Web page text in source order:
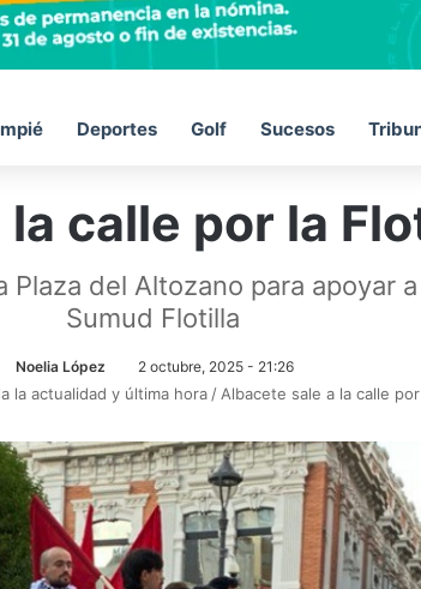
Deportes Golf Sucesos
calle por la
del Altozano para apoyar
Sumud Flotilla
Noelia López 2 octubre, 2025 - 21:26
la actualidad y última hora / Albacete sale a la calle